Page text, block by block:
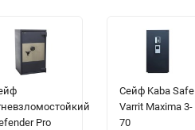
Pro
Сейф Kaba Safe
Varrit Maxima 3-
70